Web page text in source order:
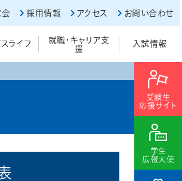
会 採用情報 アクセス お問い合わせ
ライフ
就職・キャリア支
援
入試情報
受験生
応援サイト
学生
広報大使